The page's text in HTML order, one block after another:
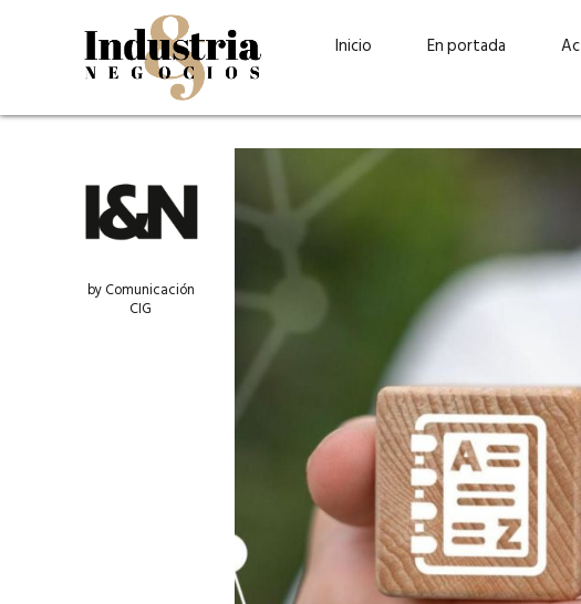
Inicio En portada
Guatehuevo: medio siglo
produciendo la proteína
“La sostenibilidad está en
el centro de Cervecería
Ambev Guatemala» –
Ricardo Urteaga
EN PORTADA mayo 2026
by Comunicación
CIG